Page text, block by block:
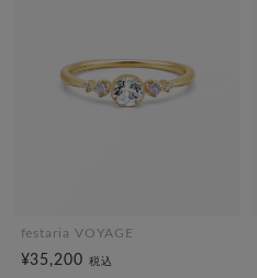
festaria VOYAGE
¥35,200税込